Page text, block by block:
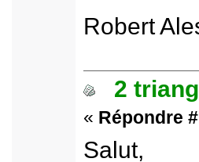
Robert
2
« Répondre
Salut,